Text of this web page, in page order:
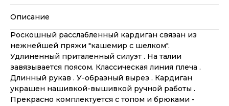
Описание
Роскошный расслабленный кардиган связан из
нежнейшей пряжи "кашемир с шелком".
Удлиненный приталенный силуэт . На талии
завязывается поясом. Классическая линия плеча .
Длинный рукав . У-образный вырез . Кардиган
украшен нашивкой-вышивкой ручной работы .
Прекрасно комплектуется с топом и брюками -